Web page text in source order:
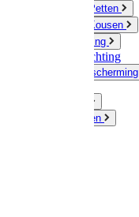
Hoeden / Petten
Sokken / Kousen
Winterkleding
Winkelinrichting
Gelaatsbescherming
Knaagdieren